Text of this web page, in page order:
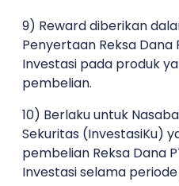
9) Reward diberikan
Penyertaan Reksa Dana
Investasi pada produk
pembelian.
10) Berlaku untuk
Sekuritas (InvestasiKu)
pembelian Reksa Dana
Investasiselama